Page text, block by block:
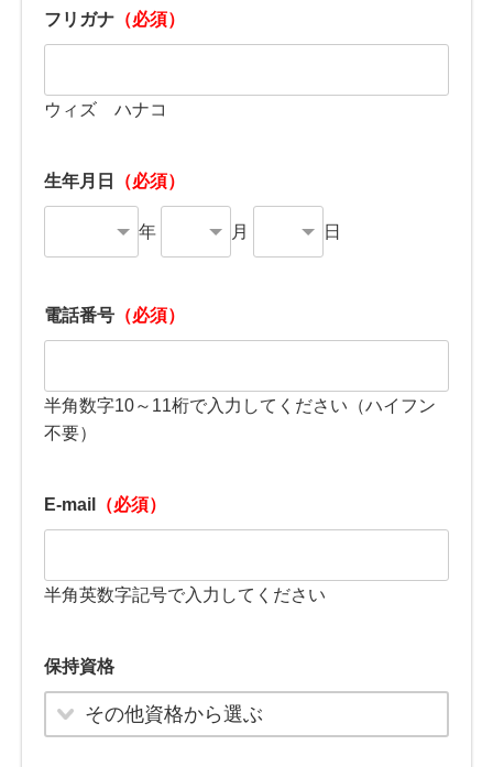
フリガナ （必須）
ウィズ ハナコ
生年月日 （必須）
年 月 日
電話番号 （必須）
半角数字10～11桁で入力してください（ハイフン
不要）
E-mail （必須）
半角英数字記号で入力してください
保持資格
その他資格から選ぶ